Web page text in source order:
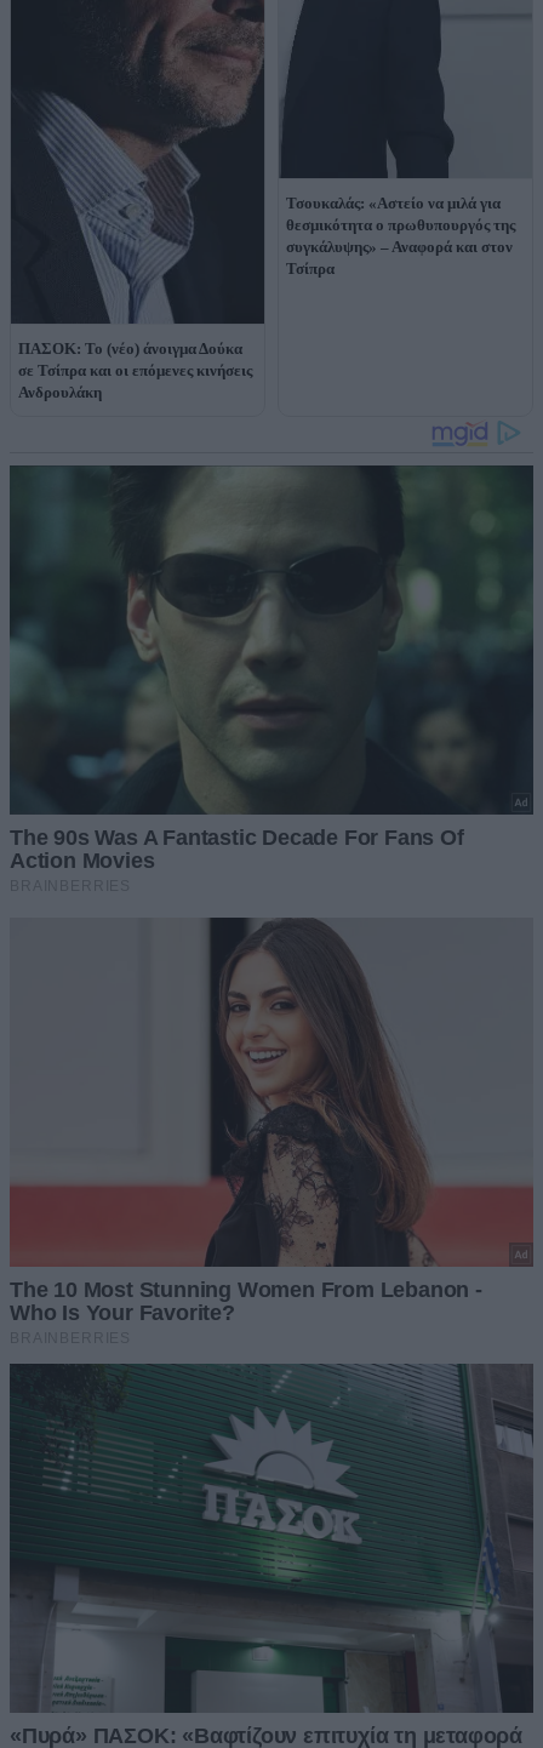
ΠΑΣΟΚ: Το (νέο) άνοιγμα Δούκα
σε Τσίπρα και οι επόμενες κινήσεις
Ανδρουλάκη
Τσουκαλάς: «Αστείο να μιλά για
θεσμικότητα ο πρωθυπουργός της
συγκάλυψης» – Αναφορά και στον
Τσίπρα